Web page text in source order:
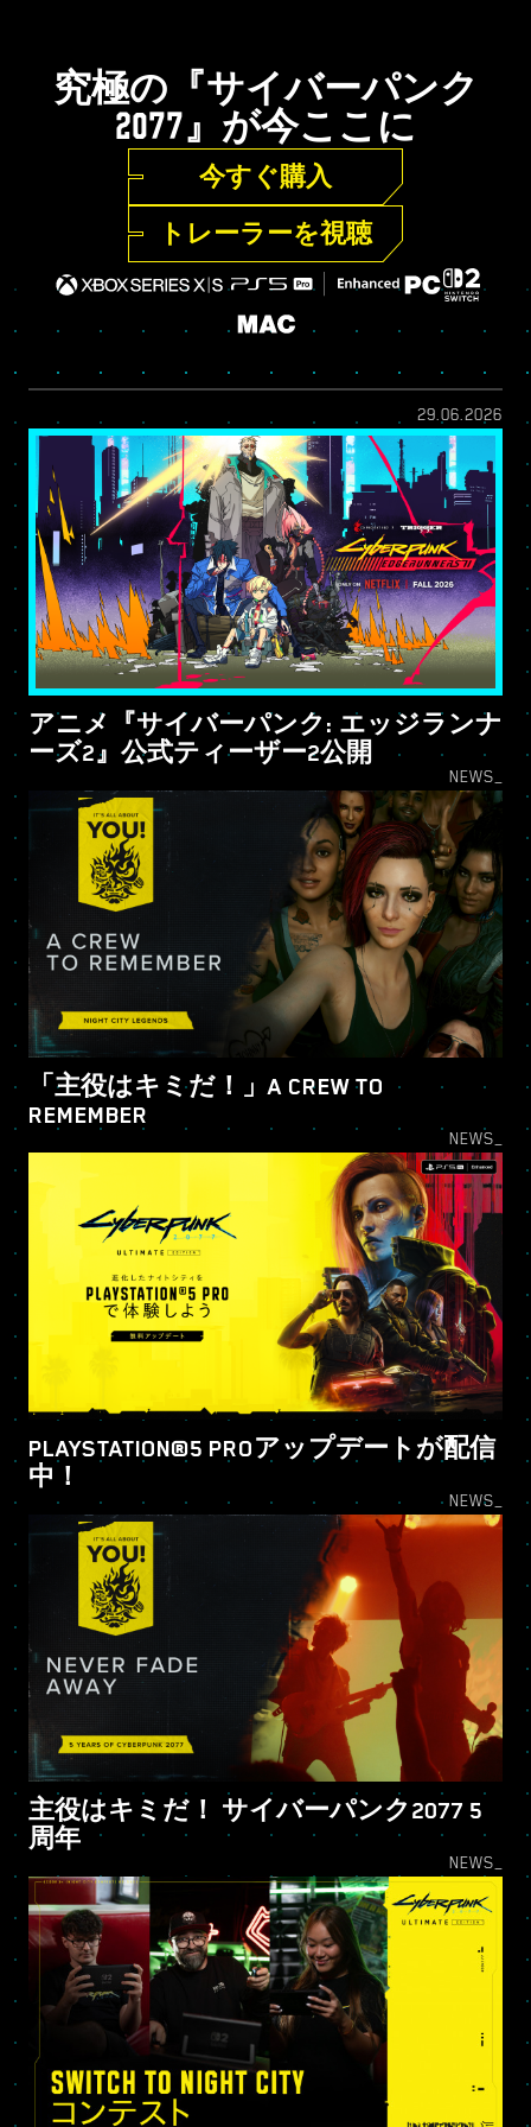
究極の『サイバーパンク
2077』が今ここに
今すぐ購入
トレーラーを視聴
29.06.2026
アニメ『サイバーパンク: エッジランナ
ーズ2』公式ティーザー2公開
NEWS_
「主役はキミだ！」A CREW TO
REMEMBER
NEWS_
PLAYSTATION®5 PROアップデートが配信
中！
NEWS_
主役はキミだ！ サイバーパンク2077 5
周年
NEWS_